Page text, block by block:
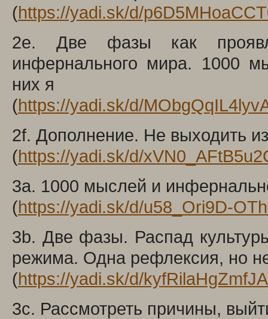
(https://yadi.sk/d/
2e. Две фазы как
инфернального мира. 1000
них я
(https://yadi.sk/d/
2f. Дополнение. Не выходить
(https://yadi.sk/d/
3a. 1000 мыслей и
(https://yadi.sk/d/u58_Ori9D-
3b. Две фазы. Распад
режима. Одна рефлексия, но
(https://yadi.sk/d/kyfRilaHgZmfJA
3c. Рассмотреть причины,